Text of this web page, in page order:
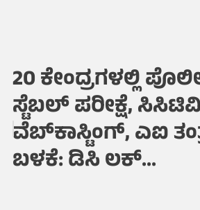
20 ಕೇಂದ್ರಗಳಲ್ಲಿ
ಸ್ಟೆಬಲ್ ಪರೀಕ್ಷೆ,
ವೆಬ್‌ಕಾಸ್ಟಿಂಗ್‌, ಎಐ
ಬಳಕೆ: ಡಿಸಿ ಲಕ್...